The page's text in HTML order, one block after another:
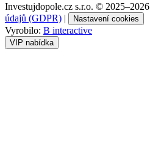
Investujdopole.cz s.r.o. © 2025–2026
údajů (GDPR) | Nastavení cookies
Vyrobilo: B interactive
VIP nabídka